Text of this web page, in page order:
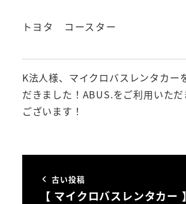
トヨタ コースター
K法人様、マイクロバスレンタカー
だきました！ABUS.をご利用いただ
ございます！
古い投稿
【 マイクロバスレンタカ